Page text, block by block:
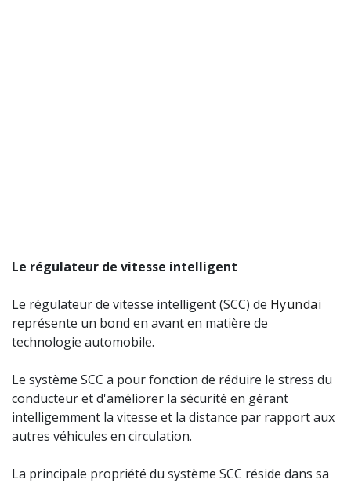
Le régulateur de vitesse intelligent
Le régulateur de vitesse intelligent (SCC) de Hyundai
représente un bond en avant en matière de
technologie automobile.
Le système SCC a pour fonction de réduire le stress du
conducteur et d'améliorer la sécurité en gérant
intelligemment la vitesse et la distance par rapport aux
autres véhicules en circulation.
La principale propriété du système SCC réside dans sa